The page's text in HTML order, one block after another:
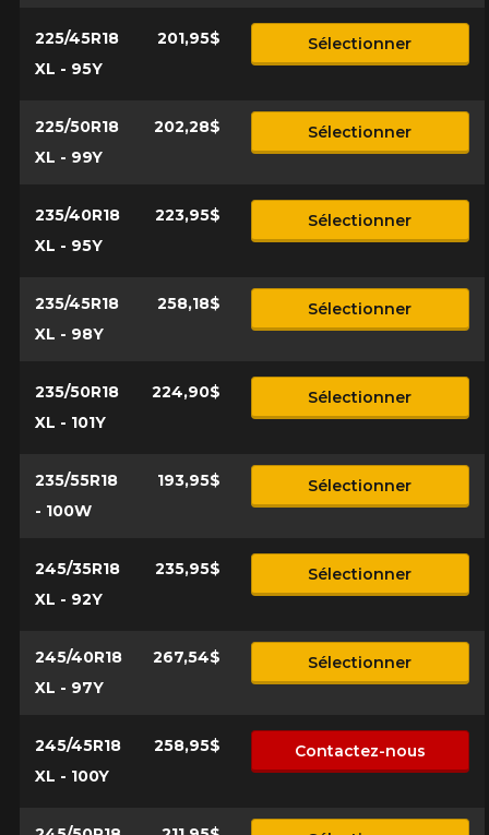
225/45R18
XL - 95Y
201,95$ Sélectionner
225/50R18
XL - 99Y
202,28$ Sélectionner
235/40R18
XL - 95Y
223,95$ Sélectionner
235/45R18
XL - 98Y
258,18$ Sélectionner
235/50R18
XL - 101Y
224,90$ Sélectionner
235/55R18
- 100W
193,95$ Sélectionner
245/35R18
XL - 92Y
235,95$ Sélectionner
245/40R18
XL - 97Y
267,54$ Sélectionner
245/45R18
XL - 100Y
258,95$ Contactez-nous